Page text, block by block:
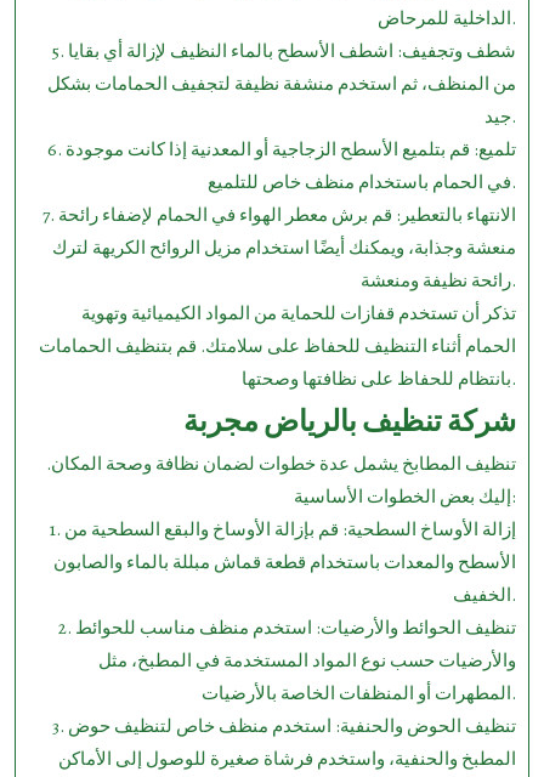
الداخلية للمرحاض.
5. شطف وتجفيف: اشطف الأسطح بالماء النظيف لإزالة أي بقايا
من المنظف، ثم استخدم منشفة نظيفة لتجفيف الحمامات بشكل
جيد.
6. تلميع: قم بتلميع الأسطح الزجاجية أو المعدنية إذا كانت موجودة
في الحمام باستخدام منظف خاص للتلميع.
7. الانتهاء بالتعطير: قم برش معطر الهواء في الحمام لإضفاء رائحة
منعشة وجذابة، ويمكنك أيضًا استخدام مزيل الروائح الكريهة لترك
رائحة نظيفة ومنعشة.
تذكر أن تستخدم قفازات للحماية من المواد الكيميائية وتهوية
الحمام أثناء التنظيف للحفاظ على سلامتك. قم بتنظيف الحمامات
بانتظام للحفاظ على نظافتها وصحتها.
شركة تنظيف بالرياض مجربة
تنظيف المطابخ يشمل عدة خطوات لضمان نظافة وصحة المكان.
إليك بعض الخطوات الأساسية:
1. إزالة الأوساخ السطحية: قم بإزالة الأوساخ والبقع السطحية من
الأسطح والمعدات باستخدام قطعة قماش مبللة بالماء والصابون
الخفيف.
2. تنظيف الحوائط والأرضيات: استخدم منظف مناسب للحوائط
والأرضيات حسب نوع المواد المستخدمة في المطبخ، مثل
المطهرات أو المنظفات الخاصة بالأرضيات.
3. تنظيف الحوض والحنفية: استخدم منظف خاص لتنظيف حوض
المطبخ والحنفية، واستخدم فرشاة صغيرة للوصول إلى الأماكن